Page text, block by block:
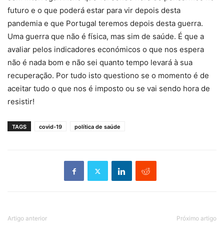
futuro e o que poderá estar para vir depois desta
pandemia e que Portugal teremos depois desta guerra.
Uma guerra que não é física, mas sim de saúde. É que a
avaliar pelos indicadores económicos o que nos espera
não é nada bom e não sei quanto tempo levará à sua
recuperação. Por tudo isto questiono se o momento é de
aceitar tudo o que nos é imposto ou se vai sendo hora de
resistir!
TAGS covid-19 política de saúde
Artigo anterior Próximo artigo